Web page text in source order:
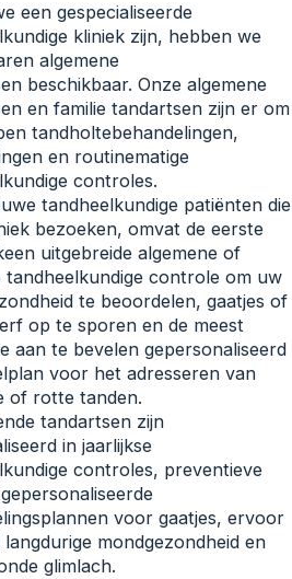
een gespecialiseerde
kliniek zijn, hebben we
algemene
beschikbaar. Onze algemene
en familie tandartsen zijn er om
tandholtebehandelingen,
en routinematige
controles.
tandheelkundige patiënten die
bezoeken, omvat de eerste
uitgebreide algemene of
tandheelkundige controle om uw
te beoordelen, gaatjes of
op te sporen en de meest
aan te bevelen gepersonaliseerd
voor het adresseren van
of rotte tanden.
tandartsen zijn
in jaarlijkse
controles, preventieve
voor gaatjes, ervoor
mondgezondheid en
glimlach.